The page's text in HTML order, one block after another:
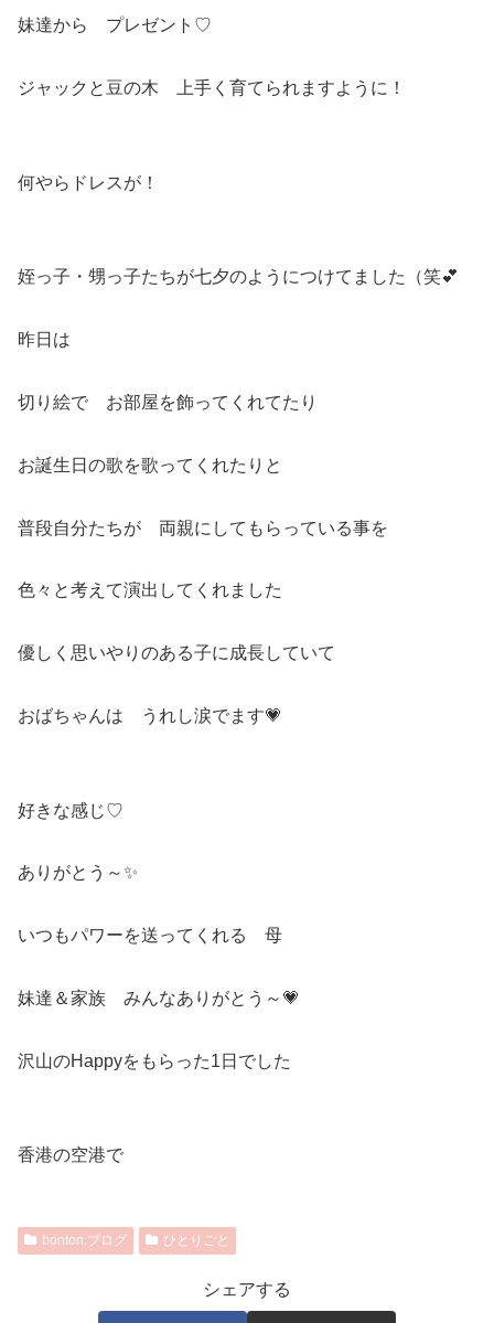
妹達から プレゼント♡
ジャックと豆の木 上手く育てられますように！
何やらドレスが！
姪っ子・甥っ子たちが七夕のようにつけてました（笑💕
昨日は
切り絵で お部屋を飾ってくれてたり
お誕生日の歌を歌ってくれたりと
普段自分たちが 両親にしてもらっている事を
色々と考えて演出してくれました
優しく思いやりのある子に成長していて
おばちゃんは うれし涙でます💗
好きな感じ♡
ありがとう～✨
いつもパワーを送ってくれる 母
妹達＆家族 みんなありがとう～💗
沢山のHappyをもらった1日でした
香港の空港で
bonton.ブログ ひとりごと
シェアする